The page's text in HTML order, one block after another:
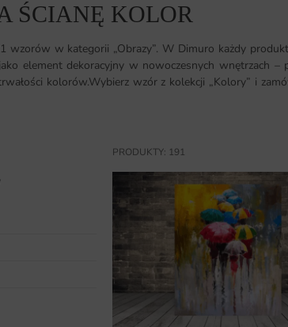
ŚCIANĘ KOLOR
wzorów w kategorii „Obrazy”. W Dimuro każdy
element dekoracyjny w nowoczesnych wnętrzach
kolorów.Wybierz wzór z kolekcji „Kolory” i
PRODUKTY: 191